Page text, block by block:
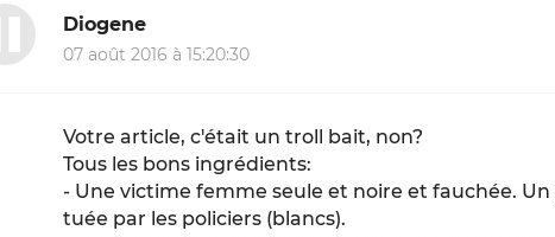
Diogene
07 août 2016 à 15:20:30
Votre article, c'était un troll bait, non?
Tous les bons ingrédients:
- Une victime femme seule et noire et fauchée.
tuée par les policiers (blancs).